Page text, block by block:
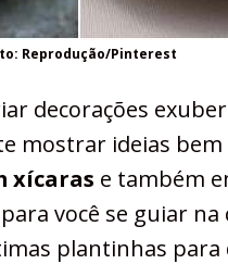
Reprodução/Pinterest
decorações
mostrar ideias
xícaras e também
você se guiar na
plantinhas